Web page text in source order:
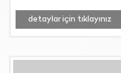
detaylar için tıklayınız